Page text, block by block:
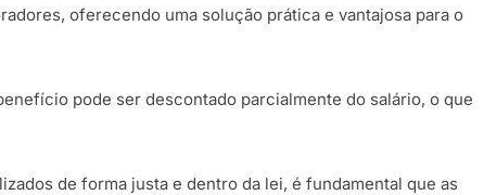
oferecendo uma solução prática e vantajosa para o
pode ser descontado parcialmente do salário, o que
de forma justa e dentro da lei, é fundamental que as